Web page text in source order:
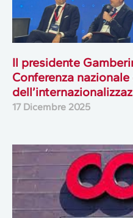
Il presidente
Conferenza nazionale
17 Dicembre 2025